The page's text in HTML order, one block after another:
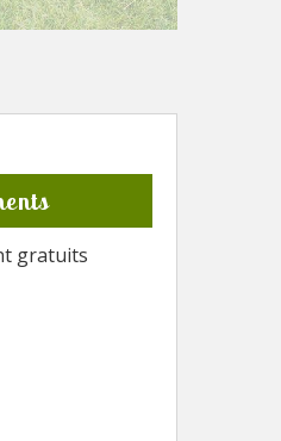
gratuits